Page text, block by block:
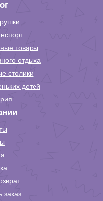
товары
отдыха
столики
детей
заказ